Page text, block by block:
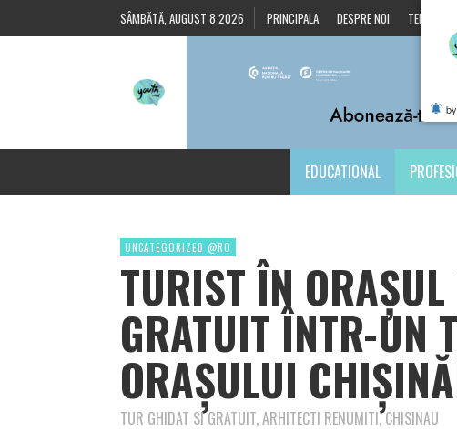
SÂMBĂTĂ, AUGUST 8 2026 PRINCIPALA DESPRE NOI TERMENI
EDUCATIONAL
UNCATEGORIZED @RO
TURIST ÎN
GRATUIT ÎNTR-UN
ORAȘULUI
TUR GHIDAT SI GRATUIT, ARHITECTI RENUMITI, CHISINAU